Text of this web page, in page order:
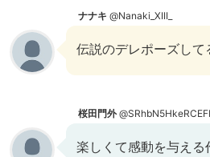
ナナキ @Nanaki_XIII_
伝説のデレポーズし
桜田門外
楽しくて感動を与える